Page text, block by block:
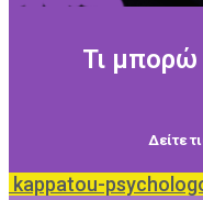
Τι μπορώ
Δείτε
kappatou-